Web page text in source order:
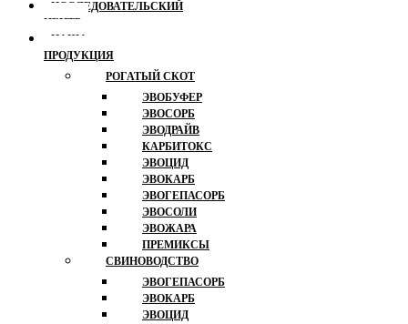
ИССЛЕДОВАТЕЛЬСКИЙ
ЦЕНТР
НАША
ПРОДУКЦИЯ
РОГАТЫЙ СКОТ
ЭВОБУФЕР
ЭВОСОРБ
ЭВОДРАЙВ
КАРБИТОКС
ЭВОЦИД
ЭВОКАРБ
ЭВОГЕПАСОРБ
ЭВОСОЛИ
ЭВОЖАРА
ПРЕМИКСЫ
СВИНОВОДСТВО
ЭВОГЕПАСОРБ
ЭВОКАРБ
ЭВОЦИД